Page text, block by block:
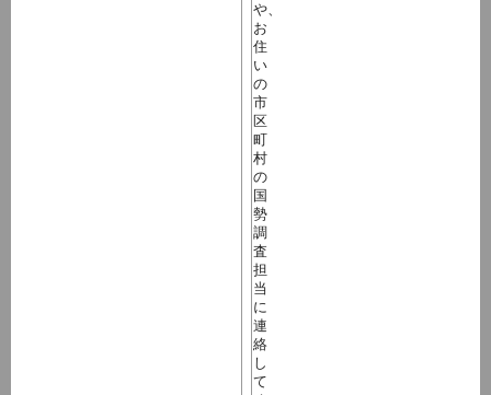
や、
お
住
い
の
市
区
町
村
の
国
勢
調
査
担
当
に
連
絡
し
て